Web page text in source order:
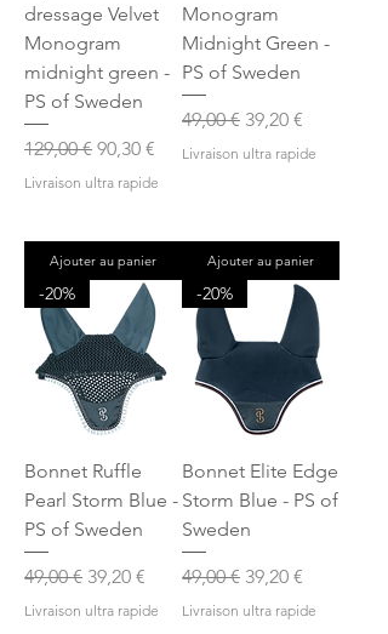
dressage Velvet
Monogram
midnight green -
PS of Sweden
Prix original
129,00 € Prix promotionnel
90,30 €
Livraison ultra rapide
Ajouter au panier
Monogram
Midnight Green -
PS of Sweden
Prix original
49,00 € Prix promotionnel
39,20 €
Livraison ultra rapide
Ajouter au panier
-20%
Bonnet Ruffle
Pearl Storm Blue -
PS of Sweden
Prix original
49,00 € Prix promotionnel
39,20 €
Livraison ultra rapide
-20%
Bonnet Elite Edge
Storm Blue - PS of
Sweden
Prix original
49,00 € Prix promotionnel
39,20 €
Livraison ultra rapide